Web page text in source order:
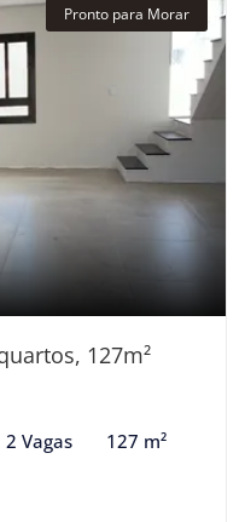
Pronto para Morar
127m²
2 Vagas 127 m²